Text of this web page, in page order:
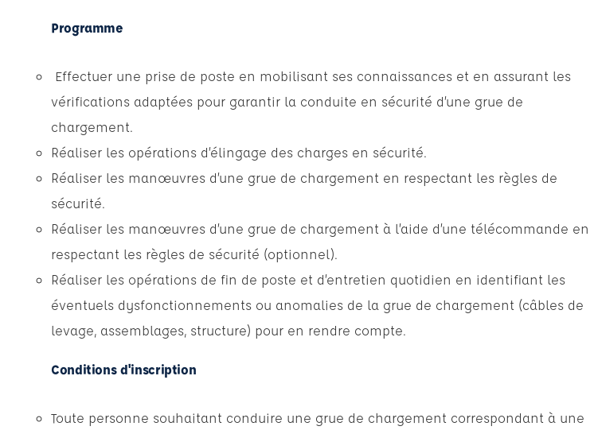
Programme
Effectuer une prise de poste en mobilisant ses connaissances et en assurant les
vérifications adaptées pour garantir la conduite en sécurité d’une grue de
chargement.
Réaliser les opérations d’élingage des charges en sécurité.
Réaliser les manœuvres d’une grue de chargement en respectant les règles de
sécurité.
Réaliser les manœuvres d’une grue de chargement à l’aide d’une télécommande en
respectant les règles de sécurité (optionnel).
Réaliser les opérations de fin de poste et d’entretien quotidien en identifiant les
éventuels dysfonctionnements ou anomalies de la grue de chargement (câbles de
levage, assemblages, structure) pour en rendre compte.
Conditions d'inscription
Toute personne souhaitant conduire une grue de chargement correspondant à une